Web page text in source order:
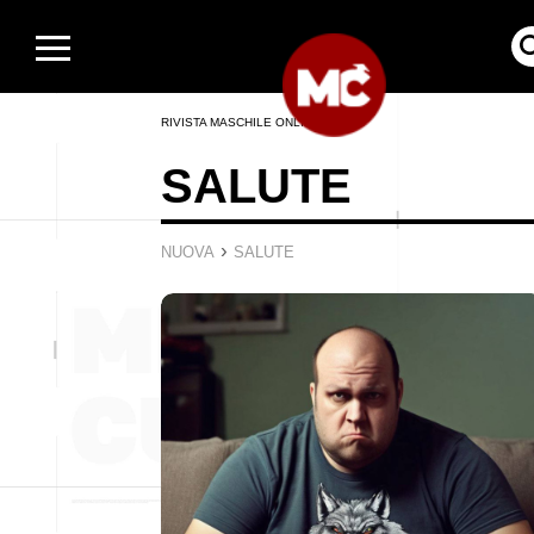
RIVISTA MASCHILE ONLINE
SALUTE
NUOVA › SALUTE